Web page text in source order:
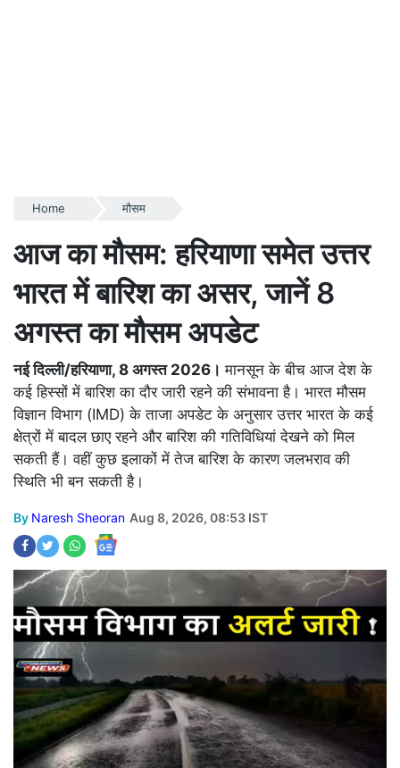
Home मौसम
आज का मौसम: हरियाणा समेत उत्तर
भारत में बारिश का असर, जानें 8
अगस्त का मौसम अपडेट
नई दिल्ली/हरियाणा, 8 अगस्त 2026। मानसून के बीच आज देश के
कई हिस्सों में बारिश का दौर जारी रहने की संभावना है। भारत मौसम
विज्ञान विभाग (IMD) के ताजा अपडेट के अनुसार उत्तर भारत के कई
क्षेत्रों में बादल छाए रहने और बारिश की गतिविधियां देखने को मिल
सकती हैं। वहीं कुछ इलाकों में तेज बारिश के कारण जलभराव की
स्थिति भी बन सकती है।
By Naresh Sheoran Aug 8, 2026, 08:53 IST